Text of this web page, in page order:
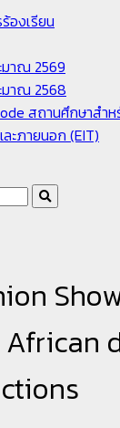
องเรียน
มาณ 2569
มาณ 2568
สถานศึกษาสำห
ละภายนอก (EIT)